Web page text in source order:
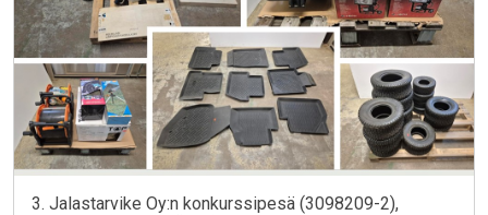
3. Jalastarvike Oy:n konkurssipesä (3098209-2),